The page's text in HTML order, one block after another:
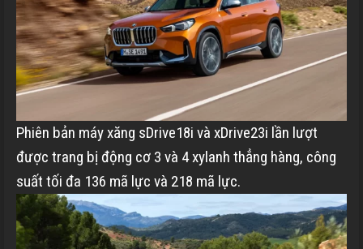
Phiên bản máy xăng sDrive18i và xDrive23i lần lượt
được trang bị động cơ 3 và 4 xylanh thẳng hàng, công
suất tối đa 136 mã lực và 218 mã lực.